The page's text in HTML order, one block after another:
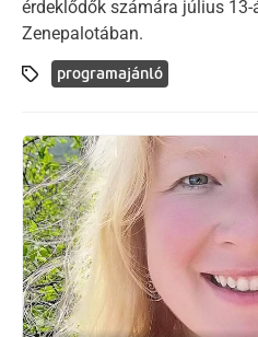
érdeklődők számára július 13-
Zenepalotában.
programajánló